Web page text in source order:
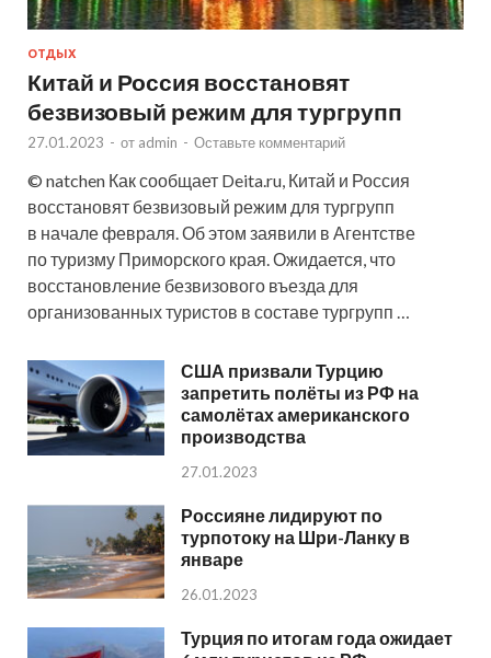
ОТДЫХ
Китай и Россия восстановят
безвизовый режим для тургрупп
27.01.2023 - от admin - Оставьте комментарий
© natchen Как сообщает Deita.ru, Китай и Россия
восстановят безвизовый режим для тургрупп
в начале февраля. Об этом заявили в Агентстве
по туризму Приморского края. Ожидается, что
восстановление безвизового въезда для
организованных туристов в составе тургрупп …
США призвали Турцию
запретить полёты из РФ на
самолётах американского
производства
27.01.2023
Россияне лидируют по
турпотоку на Шри-Ланку в
январе
26.01.2023
Турция по итогам года ожидает